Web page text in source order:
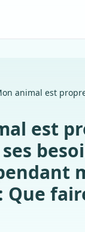
animal est
est
Que